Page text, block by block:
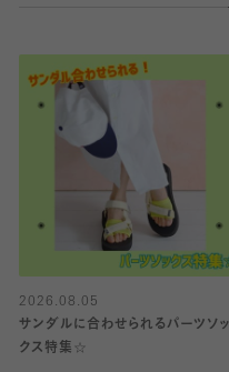
2026.08.05
サンダルに合わせられるパーツソッ
クス特集☆